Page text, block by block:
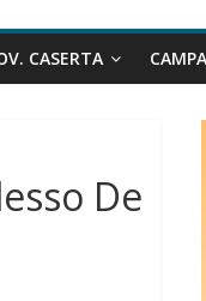
CASERTA
De